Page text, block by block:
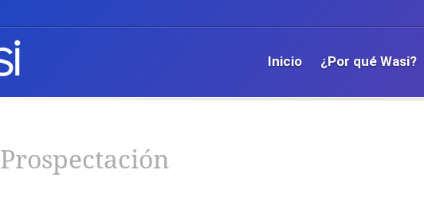
Inicio ¿Por qué Wasi?
Prospectación